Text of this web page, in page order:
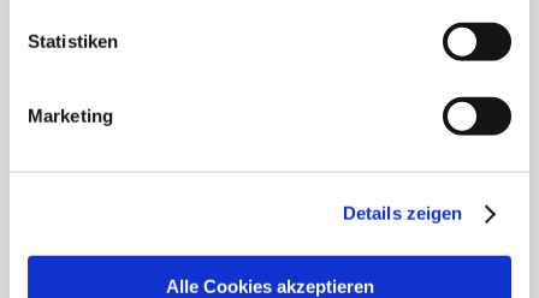
Statistiken
Marketing
Details zeigen
Alle Cookies akzeptieren
Lassen Sie sich inspirieren!
Highlights und aktuellen Angeboten in